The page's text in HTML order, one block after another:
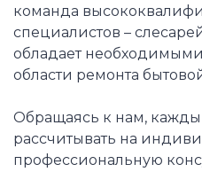
команда
специалистов –
обладает
области ремонта
Обращаясь к нам,
рассчитывать на
профессиональную